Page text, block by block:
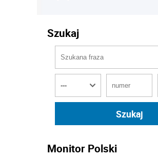
Szukaj
Monitor Polski